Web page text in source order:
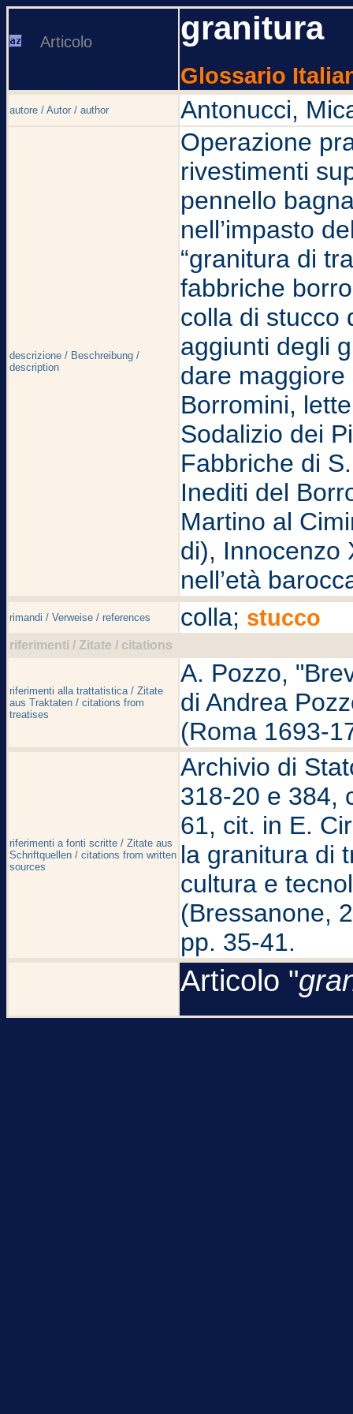
Articolo granitura
Glossario
autore / Autor / author Antonucci,
descrizione / Beschreibung /
description
Operazione
rivestimenti
pennello
nell’impasto
“granitura di
fabbriche
colla di stucco
aggiunti degli
dare maggiore
Borromini,
Sodalizio dei
Fabbriche di
Inediti del
Martino al
di), Innocenzo
nell’età
rimandi / Verweise / references colla; stucco
riferimenti / Zitate / citations
riferimenti alla trattatistica / Zitate
aus Traktaten / citations from
treatises
A. Pozzo,
di Andrea
(Roma 1693-
riferimenti a fonti scritte / Zitate aus
Schriftquellen / citations from written
sources
Archivio di
318-20 e 384,
61, cit. in E.
la granitura di
cultura e
(Bressanone,
pp. 35-41.
Articolo "